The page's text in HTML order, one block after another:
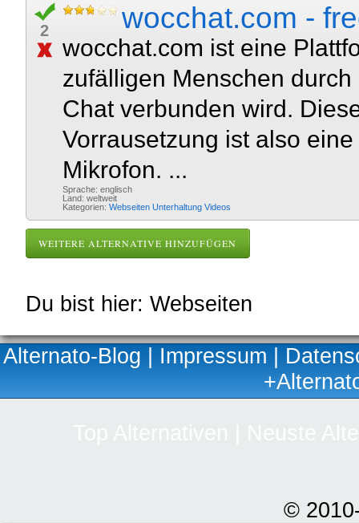
2 wocchat.com -
wocchat.com ist eine
zufälligen Menschen
Chat verbunden wird.
Vorrausetzung ist also
Mikrofon. ...
Sprache: englisch
Land: weltweit
Kategorien: Webseiten Unterhaltung Videos
WEITERE ALTERNATIVE HINZUFÜGEN
Du bist hier: Webseiten
Alternato-Blog | Impressum |
©